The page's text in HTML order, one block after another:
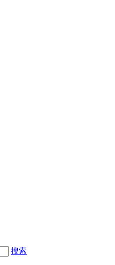
搜索